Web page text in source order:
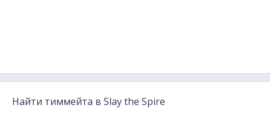
Найти тиммейта в Slay the Spire